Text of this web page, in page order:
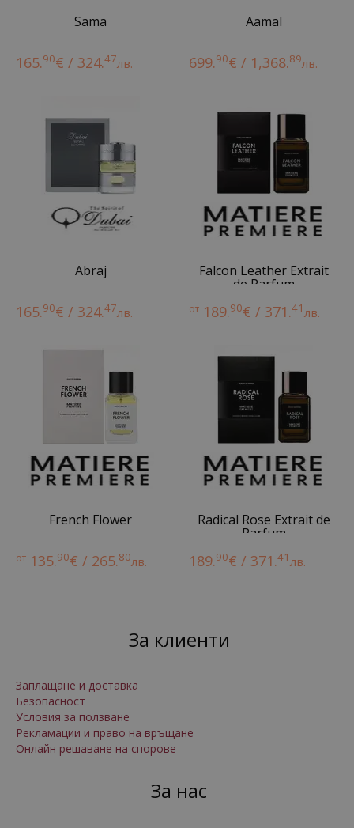
Sama
165.90€ / 324.47лв.
Aamal
699.90€ / 1,368.89лв.
Abraj
165.90€ / 324.47лв.
Falcon Leather Extrait
de Parfum
от 189.90€ / 371.41лв.
French Flower
от 135.90€ / 265.80лв.
Radical Rose Extrait de
Parfum
189.90€ / 371.41лв.
За клиенти
Заплащане и доставка
Безопасност
Условия за ползване
Рекламации и право на връщане
Онлайн решаване на спорове
За нас